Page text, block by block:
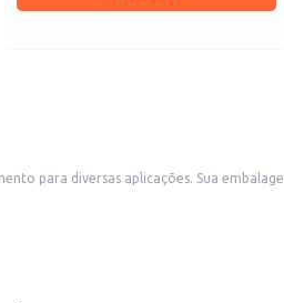
evitando desperdícios. Ideal para uso em